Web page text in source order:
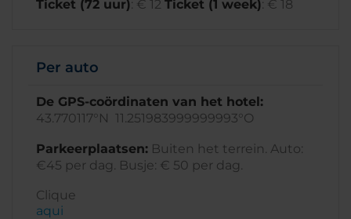
Ticket (72 uur): € 12 Ticket (1 week): € 18
Per auto
De GPS-coördinaten van het hotel:
43.770117°N 11.251983999999993°O
Parkeerplaatsen: Buiten het terrein. Auto:
€45 per dag. Busje: € 50 per dag.
Clique
aqui